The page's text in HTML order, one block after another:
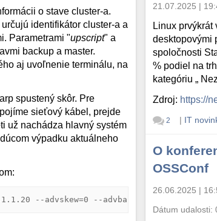
o stave cluster-a.
identifikátor cluster-a a
Parametrami "upscript" a
backup a master.
aj uvoľnenie terminálu, na
spustený skôr. Pre
sieťový kábel, prejde
už nachádza hlavný systém
výpadku aktuálneho
--advskew=0 --advbase=1 --preempt
21.07.2025 |
Linux prvýkrát
desktopovými
spoločnosti
% podiel na
kategóriu „
Zdroj: https://
2 | IT
O
OSSConf
26.06.2025 |
Dátum udalosti: